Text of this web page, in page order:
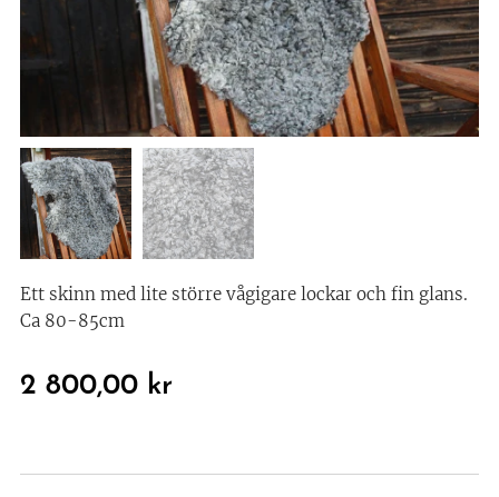
Ett skinn med lite större vågigare lockar och fin glans.
Ca 80-85cm
2 800,00 kr